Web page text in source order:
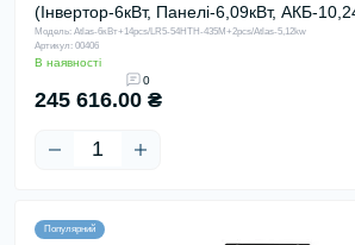
(Інвертор-6кВт, Панелі-6,09кВт, АКБ-
Модель: Atlas-6кВт+14pcs/LR5-54HTH-435M+2pcs/Atlas-5,12kw
Артикул: 00406
В наявності
0
245 616.00 ₴
Популярний